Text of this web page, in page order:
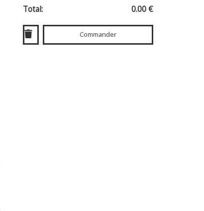
Total: 0.00 €
Commander